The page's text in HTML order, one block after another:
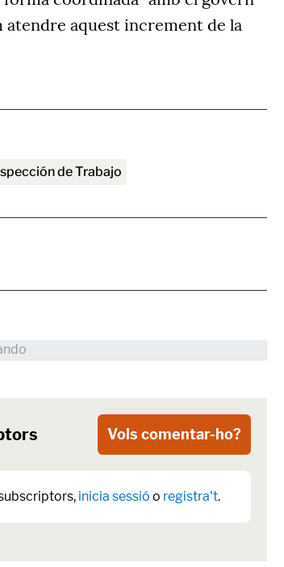
aquest increment de la
de Trabajo
Vols comentar-ho?
inicia sessió o registra't.